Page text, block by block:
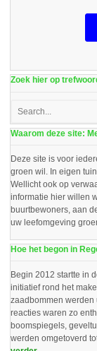
Zoek hier op
Waarom deze site:
Deze site is voor
groen wil. In eigen
Wellicht ook op
informatie hier willen
buurtbewoners, aan
uw leefomgeving
Hoe het begon in
Begin 2012 startte in
initiatief rond het
zaadbommen
reacties waren zo
boomspiegels,
werden omgetoverd